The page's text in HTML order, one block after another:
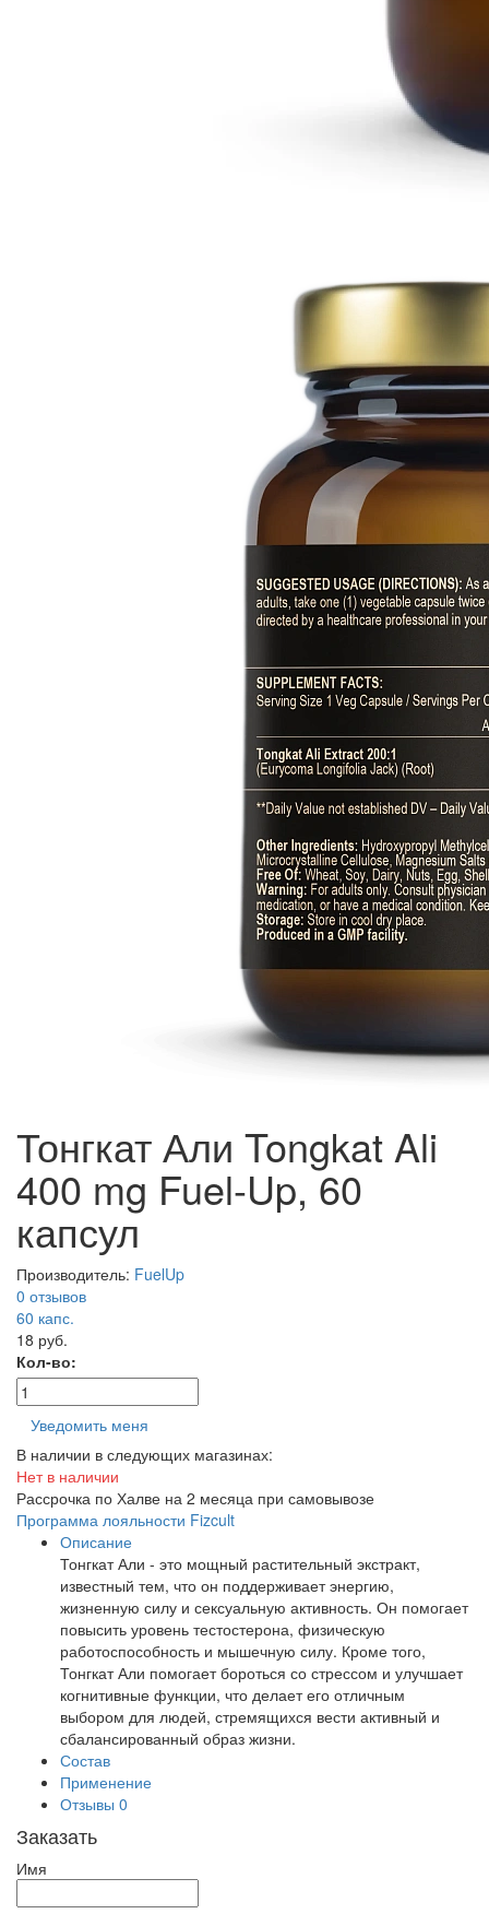
Тонгкат Али Tongkat Ali
400 mg Fuel-Up, 60
капсул
Производитель: FuelUp
0 отзывов
60 капс.
18 руб.
Кол-во:
Уведомить меня
В наличии в следующих магазинах:
Нет в наличии
Рассрочка по Халве на 2 месяца при самовывозе
Программа лояльности Fizcult
Описание
Тонгкат Али - это мощный растительный экстракт,
известный тем, что он поддерживает энергию,
жизненную силу и сексуальную активность. Он помогает
повысить уровень тестостерона, физическую
работоспособность и мышечную силу. Кроме того,
Тонгкат Али помогает бороться со стрессом и улучшает
когнитивные функции, что делает его отличным
выбором для людей, стремящихся вести активный и
сбалансированный образ жизни.
Состав
Применение
Отзывы 0
Заказать
Имя